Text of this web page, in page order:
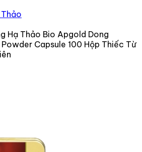
Hạ Thảo Bio Apgold Dong
Capsule 100 Hộp Thiếc Từ